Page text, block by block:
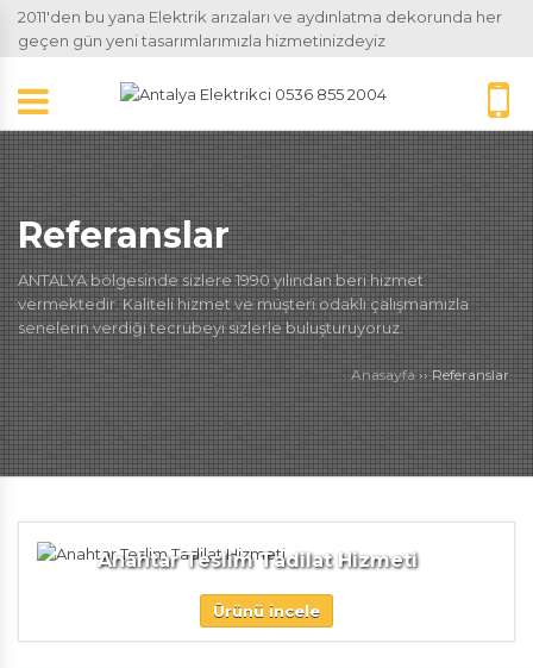
2011'den bu yana Elektrik arızaları ve aydınlatma dekorunda her
geçen gün yeni tasarımlarımızla hizmetinizdeyiz
Referanslar
ANTALYA bölgesinde sizlere 1990 yılından beri hizmet
vermektedir. Kaliteli hizmet ve müşteri odaklı çalışmamızla
senelerin verdiği tecrübeyi sizlerle buluşturuyoruz.
Anasayfa ››Referanslar
Anahtar Teslim Tadilat Hizmeti
Ürünü incele